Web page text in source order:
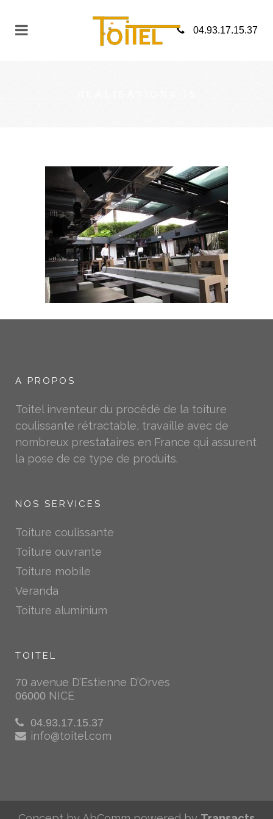
04.93.17.15.37
A PROPOS
Toitel inventeur du procédé de la toiture
coulissante rétractable, travaille avec de
nombreux prestataires en France qui assurent
la pose de ce type de produits.
NOS SERVICES
Toiture coulissante
Toiture ouvrante
Toiture mobile
Veranda
Toiture aluminium
TOITEL
70 avenue D’Estienne D’Orves
06000 NICE
04.93.17.15.37
info@toitel.com